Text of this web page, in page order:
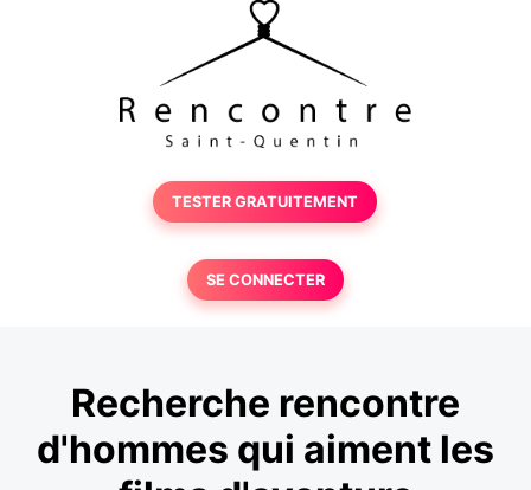
TESTER GRATUITEMENT
SE CONNECTER
Recherche rencontre
d'hommes qui aiment les